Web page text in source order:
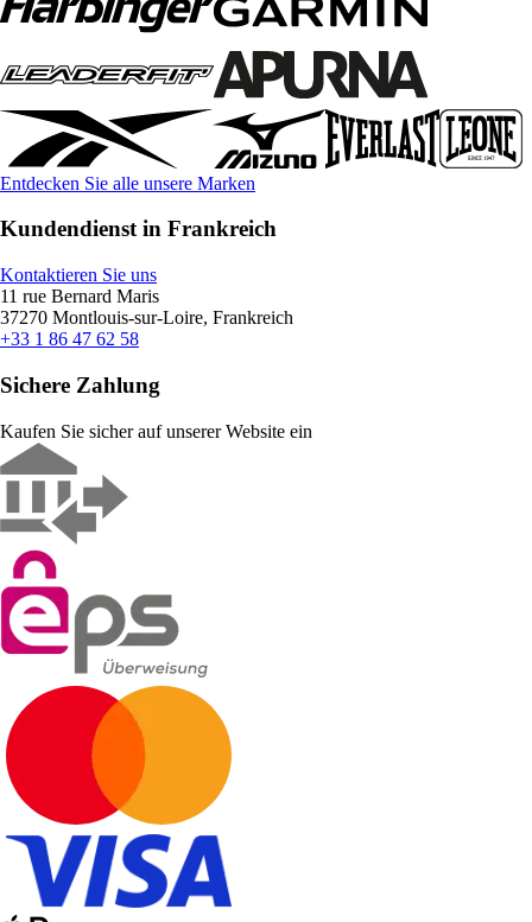
Entdecken Sie alle unsere Marken
Kundendienst in Frankreich
Kontaktieren Sie uns
11 rue Bernard Maris
37270 Montlouis-sur-Loire, Frankreich
+33 1 86 47 62 58
Sichere Zahlung
Kaufen Sie sicher auf unserer Website ein